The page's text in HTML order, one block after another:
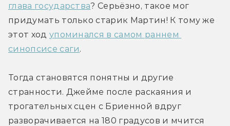
глава государства? Серьёзно, такое мог
придумать только старик Мартин! К тому же
этот ход упоминался в самом раннем
синопсисе саги.
Тогда становятся понятны и другие
странности. Джейме после раскаяния и
трогательных сцен с Бриенной вдруг
разворачивается на 180 градусов и мчится